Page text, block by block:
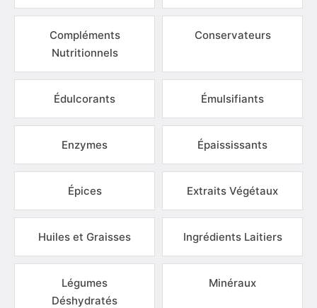
Compléments
Nutritionnels
Conservateurs
Édulcorants Émulsifiants
Enzymes Épaississants
Épices Extraits Végétaux
Huiles et Graisses Ingrédients Laitiers
Légumes
Déshydratés
Minéraux